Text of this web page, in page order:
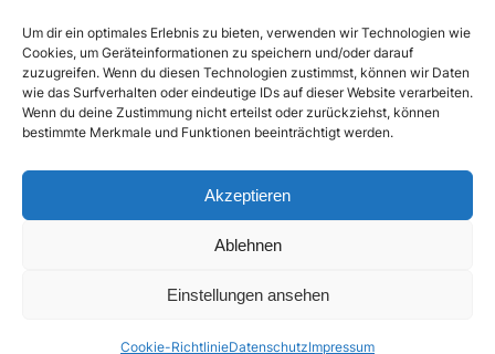
Um dir ein optimales Erlebnis zu bieten, verwenden wir Technologien wie
Cookies, um Geräteinformationen zu speichern und/oder darauf
zuzugreifen. Wenn du diesen Technologien zustimmst, können wir Daten
wie das Surfverhalten oder eindeutige IDs auf dieser Website verarbeiten.
Wenn du deine Zustimmung nicht erteilst oder zurückziehst, können
bestimmte Merkmale und Funktionen beeinträchtigt werden.
Akzeptieren
Ablehnen
Einstellungen ansehen
Cookie-RichtlinieDatenschutzImpressum
Der Radsport- und Langlaufverein in Niederbayern
Kontakt